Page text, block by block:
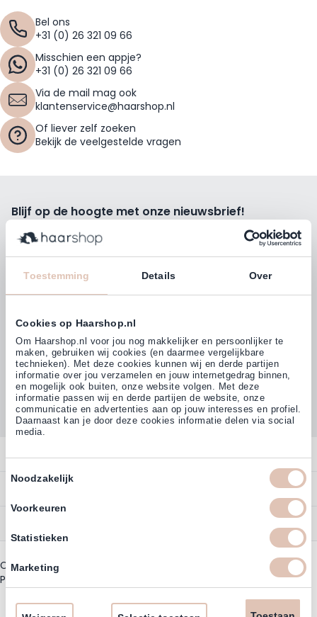
Toestemming Details Over
Cookies op Haarshop.nl
Om Haarshop.nl voor jou nog makkelijker en persoonlijker te
maken, gebruiken wij cookies (en daarmee vergelijkbare
technieken). Met deze cookies kunnen wij en derde partijen
informatie over jou verzamelen en jouw internetgedrag binnen,
en mogelijk ook buiten, onze website volgen. Met deze
informatie passen wij en derde partijen de website, onze
communicatie en advertenties aan op jouw interesses en profiel.
Daarnaast kan je door deze cookies informatie delen via social
media.
Noodzakelijk
Voorkeuren
Statistieken
Marketing
Bel ons
+31 (0) 26 321 09 66
Misschien een appje?
+31 (0) 26 321 09 66
Via de mail mag ook
klantenservice@haarshop.nl
Of liever zelf zoeken
Bekijk de veelgestelde vragen
Contact
Overzicht
Contact
Account
Uitzonderingen acties
Annuleren
Bezorgen
Retourneren
Assortiment
Nieuwsbrief & Kortingscode
Blijf op de hoogte met onze nieuwsbrief!
Ontvang wekelijks de beste kortingsacties, tips en nieuws
rechtstreeks in jou e-mailbox.
E-mailadres
Inschrijven
Volg ons
Klanten beoordelen ons met
4,77 (38.000+)
Copyright © 2003 - 2026 - Haarshoppro.nl
Privacy beleid